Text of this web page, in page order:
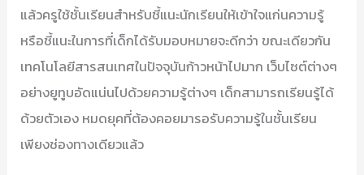
แล้วครูใช้ชั้นเรียนสำหรับชี้แนะนักเรียนให้เข้าใจแก่นความรู้
หรือชี้แนะในการที่เด็กได้รับมอบหมายจะดีกว่า ขณะเดียวกัน
เทคโนโลยีสารสนเทศในปัจจุบันก้าวหน้าไปมาก เว็บไซต์ต่างๆ
อย่างยูทูบอัดแน่นไปด้วยความรู้ต่างๆ เด็กสามารถเรียนรู้ได้
ด้วยตัวเอง หมดยุคที่ต้องคอยมารอรับความรู้ในชั้นเรียน
เพียงช่องทางเดียวแล้ว